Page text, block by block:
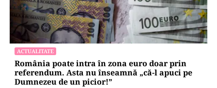
ACTUALITATE
România poate intra în zona euro doar prin
referendum. Asta nu înseamnă „că-l apuci pe
Dumnezeu de un picior!”